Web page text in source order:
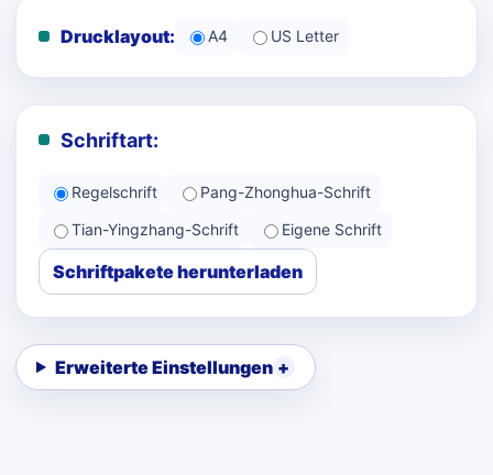
Drucklayout: A4 US Letter
Schriftart:
Regelschrift
Pang-Zhonghua-Schrift
Tian-Yingzhang-Schrift
Eigene Schrift
Schriftpakete herunterladen
Erweiterte Einstellungen